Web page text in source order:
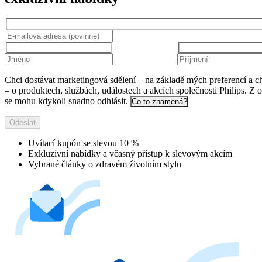
Chci dostávat marketingová sdělení – na základě mých preferencí a
– o produktech, službách, událostech a akcích společnosti Philips. Z
se mohu kdykoli snadno odhlásit. Co to znamená?
Odeslat
Uvítací kupón se slevou 10 %
Exkluzivní nabídky a včasný přístup k slevovým akcím
Vybrané články o zdravém životním stylu